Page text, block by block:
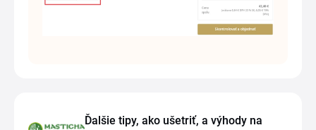
Ďalšie tipy, ako ušetriť, a výhody na